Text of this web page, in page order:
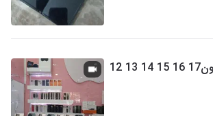
انواع سری های آیفون17 16 15 14 13 12